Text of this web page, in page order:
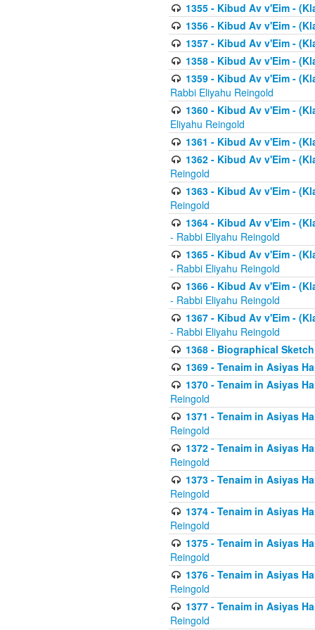
1355 - Kibud Av v'Eim -
1356 - Kibud Av v'Eim -
1357 - Kibud Av v'Eim -
1358 - Kibud Av v'Eim -
1359 - Kibud Av v'Eim -
Rabbi Eliyahu Reingold
1360 - Kibud Av v'Eim -
Eliyahu Reingold
1361 - Kibud Av v'Eim -
1362 - Kibud Av v'Eim -
Reingold
1363 - Kibud Av v'Eim -
Reingold
1364 - Kibud Av v'Eim -
- Rabbi Eliyahu Reingold
1365 - Kibud Av v'Eim -
- Rabbi Eliyahu Reingold
1366 - Kibud Av v'Eim -
- Rabbi Eliyahu Reingold
1367 - Kibud Av v'Eim -
- Rabbi Eliyahu Reingold
1368 - Biographical
1369 - Tenaim in Asiyas
1370 - Tenaim in Asiyas
Reingold
1371 - Tenaim in Asiyas
Reingold
1372 - Tenaim in Asiyas
Reingold
1373 - Tenaim in Asiyas
Reingold
1374 - Tenaim in Asiyas
Reingold
1375 - Tenaim in Asiyas
Reingold
1376 - Tenaim in Asiyas
Reingold
1377 - Tenaim in Asiyas
Reingold